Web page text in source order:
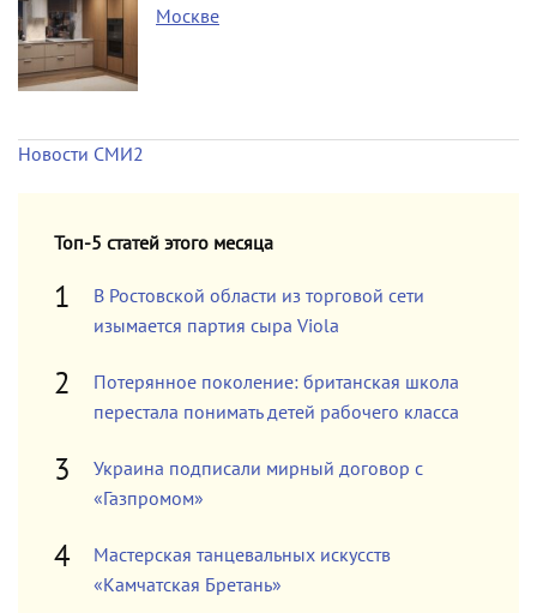
Москве
Новости СМИ2
Топ-5 статей этого месяца
В Ростовской области из торговой сети
изымается партия сыра Viola
Потерянное поколение: британская школа
перестала понимать детей рабочего класса
Украина подписали мирный договор с
«Газпромом»
Мастерская танцевальных искусств
«Камчатская Бретань»